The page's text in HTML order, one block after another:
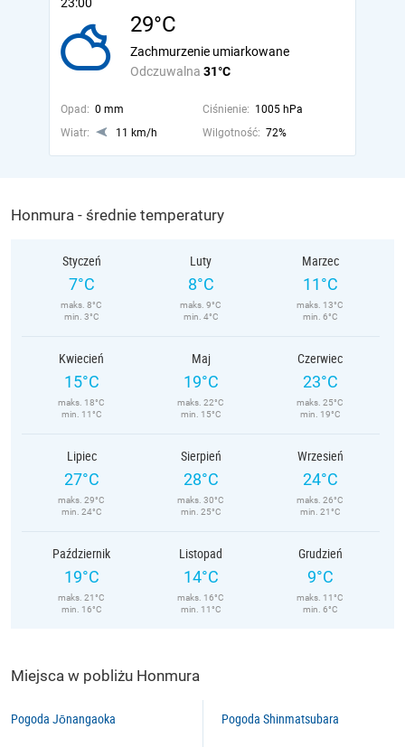
29°C
Odczuwalna 31°C
Zachmurzenie umiarkowane
Opad: 0 mm Ciśnienie: 1005 hPa
Wiatr:
11 km/h Wilgotność: 72%
Honmura - średnie temperatury
Styczeń
7°C
maks. 8°C
min. 3°C
Luty
8°C
maks. 9°C
min. 4°C
Marzec
11°C
maks. 13°C
min. 6°C
Kwiecień
15°C
maks. 18°C
min. 11°C
Maj
19°C
maks. 22°C
min. 15°C
Czerwiec
23°C
maks. 25°C
min. 19°C
Lipiec
27°C
maks. 29°C
min. 24°C
Sierpień
28°C
maks. 30°C
min. 25°C
Wrzesień
24°C
maks. 26°C
min. 21°C
Październik
19°C
maks. 21°C
min. 16°C
Listopad
14°C
maks. 16°C
min. 11°C
Grudzień
9°C
maks. 11°C
min. 6°C
Miejsca w pobliżu Honmura
Pogoda Jōnangaoka Pogoda Shinmatsubara